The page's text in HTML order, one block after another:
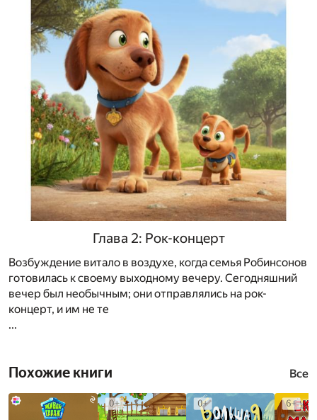
Глава 2: Рок-концерт
Возбуждение витало в воздухе, когда семья Робинсонов
готовилась к своему выходному вечеру. Сегодняшний
вечер был необычным; они отправлялись на рок-
концерт, и им не те
...
Похожие книги Все